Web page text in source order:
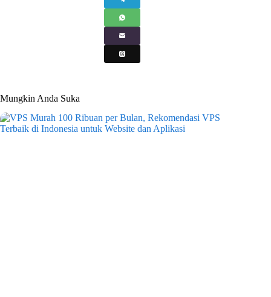
Mungkin Anda Suka